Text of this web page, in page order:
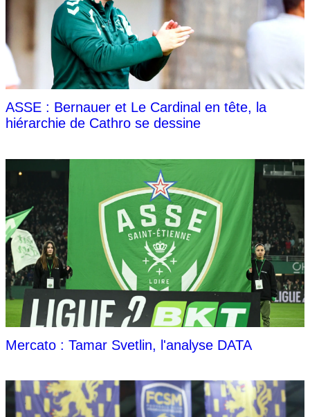
ASSE : Bernauer et Le Cardinal en tête, la
hiérarchie de Cathro se dessine
Mercato : Tamar Svetlin, l'analyse DATA